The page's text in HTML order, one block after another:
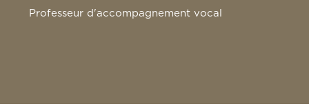
Professeur d'accompagnement vocal